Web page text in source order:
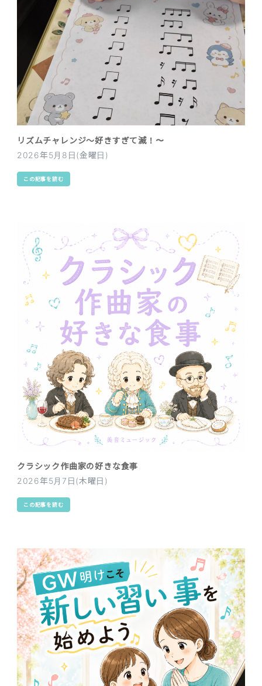
リズムチャレンジ〜好きすぎて滅！〜
2026年5月8日(金曜日)
この記事を読む
クラシック作曲家の好きな食事
2026年5月7日(木曜日)
この記事を読む